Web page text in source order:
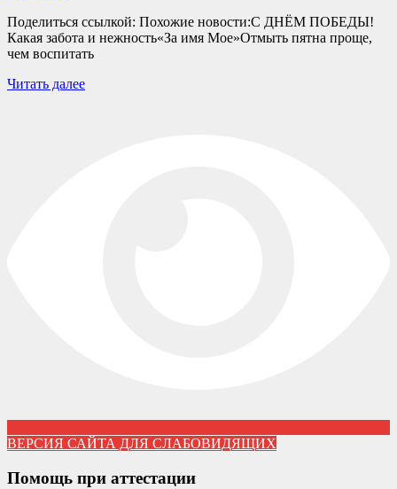
Поделиться ссылкой: Похожие новости:С ДНЁМ ПОБЕДЫ!
Какая забота и нежность«За имя Мое»Отмыть пятна проще,
чем воспитать
Читать далее
ВЕРСИЯ САЙТА ДЛЯ СЛАБОВИДЯЩИХ
Помощь при аттестации